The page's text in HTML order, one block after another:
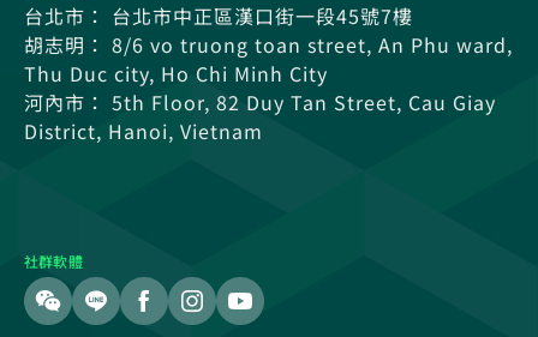
台北市： 台北市中正區漢口街一段45號7樓
胡志明： 8/6 vo truong toan street, An Phu ward,
Thu Duc city, Ho Chi Minh City
河內市： 5th Floor, 82 Duy Tan Street, Cau Giay
District, Hanoi, Vietnam
社群軟體